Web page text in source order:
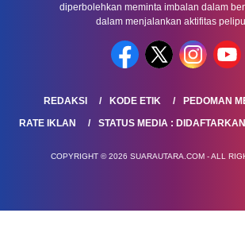
diperbolehkan meminta imbalan dalam
dalam menjalankan aktifitas
REDAKSI KODE ETIK
PEDOMAN
RATE IKLAN
STATUS MEDIA :
COPYRIGHT © 2026 SUARAUTARA.COM - ALL